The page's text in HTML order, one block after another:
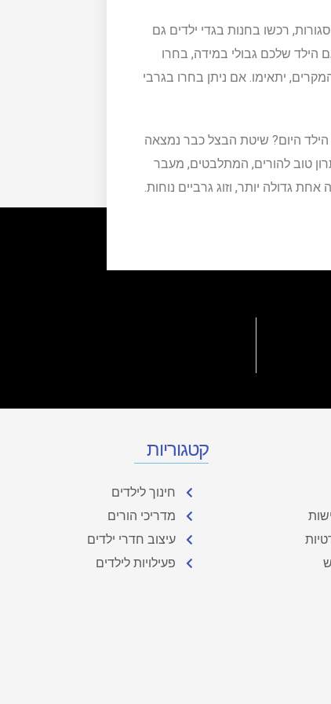
רכשו בחנות בגדי ילדים גם
הילד שלכם גבולי במידה, בחרו
יתאימו. אם ניתן בחרו בגרבי
היום? שיטת הבצל כבר נמצאה
טוב להורים, המתלבטים, מעבר
גדולה יותר, וזוג גרביים נוחות.
קטגוריות
חינוך לילדים
מדריכי הורים
עיצוב חדרי ילדים
פעילויות לילדים